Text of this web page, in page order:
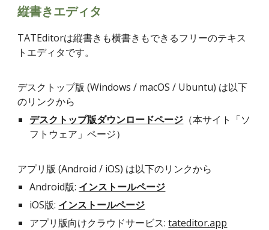
縦書きエディタ
TATEditorは縦書きも横書きもできるフリーのテキス
トエディタです。
デスクトップ版 (Windows / macOS / Ubuntu) は以下
のリンクから
デスクトップ版ダウンロードページ （本サイト「ソ
フトウェア」ページ）
アプリ版 (Android / iOS) は以下のリンクから
Android版: インストールページ
iOS版: インストールページ
アプリ版向けクラウドサービス:tateditor.app